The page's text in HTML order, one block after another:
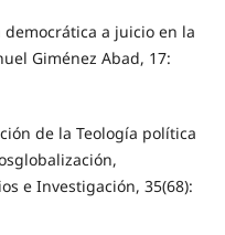
democrática a juicio en la
Giménez Abad, 17:
de la Teología política
e Investigación, 35(68):